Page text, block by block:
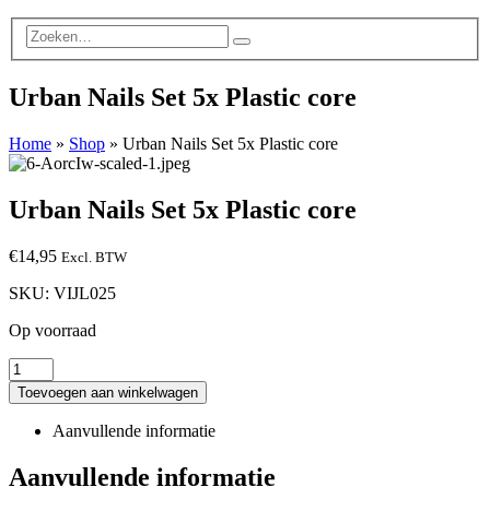
Urban Nails Set 5x Plastic core
Home » Shop » Urban Nails Set 5x Plastic core
Urban Nails Set 5x Plastic core
€14,95 Excl. BTW
SKU: VIJL025
Op voorraad
Toevoegen aan winkelwagen
Aanvullende informatie
Aanvullende informatie